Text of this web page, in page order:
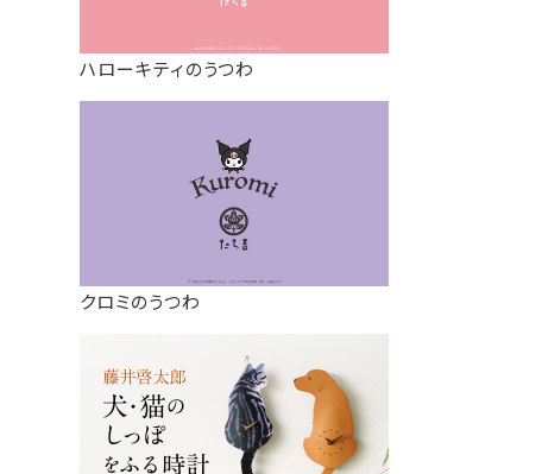
ハローキティのうつわ
クロミのうつわ